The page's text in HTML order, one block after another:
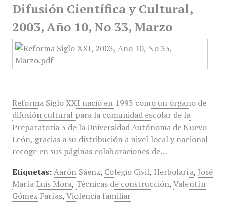
Difusión Científica y Cultural,
2003, Año 10, No 33, Marzo
Reforma Siglo XXI nació en 1993 como un órgano de
difusión cultural para la comunidad escolar de la
Preparatoria 3 de la Universidad Autónoma de Nuevo
León, gracias a su distribución a nivel local y nacional
recoge en sus páginas colaboraciones de…
Etiquetas: Aarón Sáenz, Colegio Civil, Herbolaría, José
María Luis Mora, Técnicas de construcción, Valentín
Gómez Farías, Violencia familiar